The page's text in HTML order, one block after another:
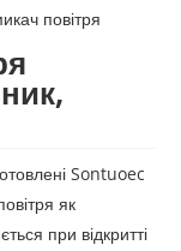
повітря
Sontuoec
як
при відкритті